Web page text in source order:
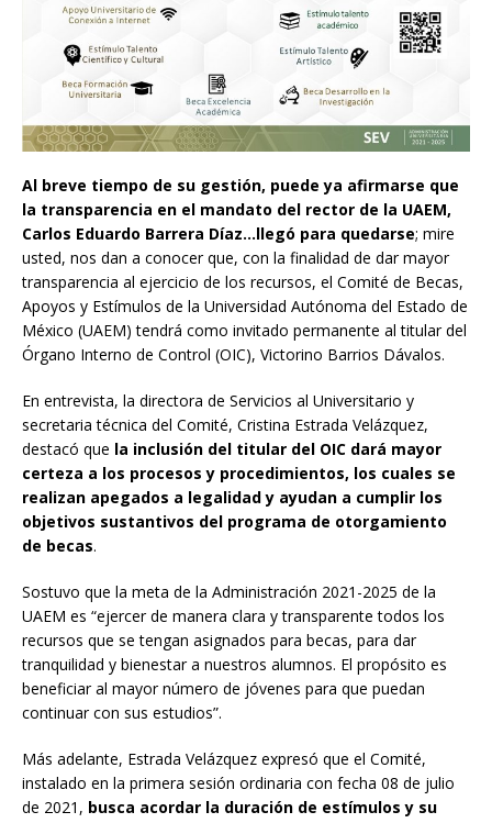
Al breve tiempo de su gestión, puede ya afirmarse que
la transparencia en el mandato del rector de la UAEM,
Carlos Eduardo Barrera Díaz…llegó para quedarse; mire
usted, nos dan a conocer que, con la finalidad de dar mayor
transparencia al ejercicio de los recursos, el Comité de Becas,
Apoyos y Estímulos de la Universidad Autónoma del Estado de
México (UAEM) tendrá como invitado permanente al titular del
Órgano Interno de Control (OIC), Victorino Barrios Dávalos.
En entrevista, la directora de Servicios al Universitario y
secretaria técnica del Comité, Cristina Estrada Velázquez,
destacó que la inclusión del titular del OIC dará mayor
certeza a los procesos y procedimientos, los cuales se
realizan apegados a legalidad y ayudan a cumplir los
objetivos sustantivos del programa de otorgamiento
de becas.
Sostuvo que la meta de la Administración 2021-2025 de la
UAEM es “ejercer de manera clara y transparente todos los
recursos que se tengan asignados para becas, para dar
tranquilidad y bienestar a nuestros alumnos. El propósito es
beneficiar al mayor número de jóvenes para que puedan
continuar con sus estudios”.
Más adelante, Estrada Velázquez expresó que el Comité,
instalado en la primera sesión ordinaria con fecha 08 de julio
de 2021, busca acordar la duración de estímulos y su